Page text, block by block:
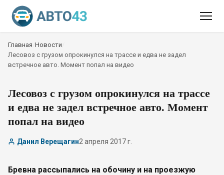
Главная Новости
Лесовоз с грузом опрокинулся на трассе и едва не задел
встречное авто. Момент попал на видео
Лесовоз с грузом опрокинулся на трассе
и едва не задел встречное авто. Момент
попал на видео
Данил Верещагин2 апреля 2017 г.
Бревна рассыпались на обочину и на проезжую